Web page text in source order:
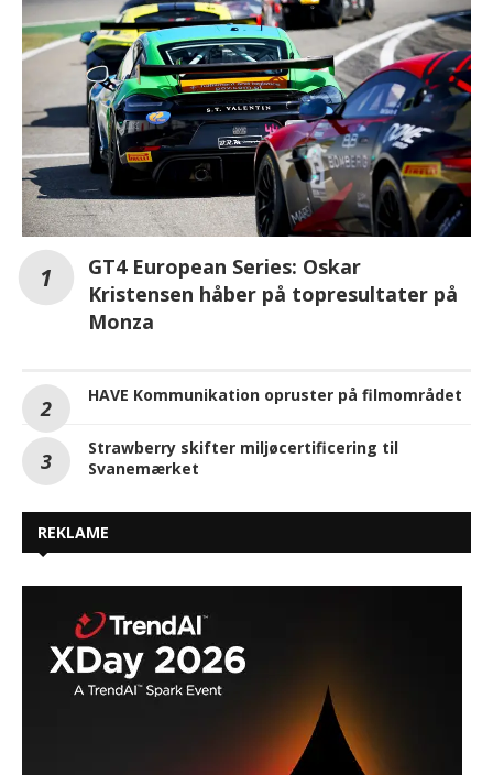
GT4 European Series: Oskar
Kristensen håber på topresultater på
Monza
HAVE Kommunikation opruster på filmområdet
Strawberry skifter miljøcertificering til
Svanemærket
REKLAME